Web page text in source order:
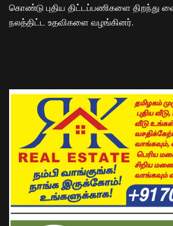
கொண்டு புதிய திட்டப்பணிகளை திறந்து
நலத்திட்ட உதவிகளை வழங்கினர்.